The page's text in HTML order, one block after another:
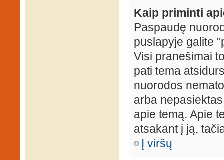
Kaip priminti
Paspaudę
puslapyje galite
Visi pranešimai
pati tema
nuorodos
arba
apie temą. Apie
atsakant į ją,
Į viršų